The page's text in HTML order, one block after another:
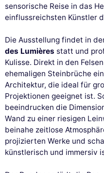
sensorische Reise in das
einflussreichsten Künstler
Die Ausstellung findet in
des Lumières statt und
Kulisse. Direkt in den
ehemaligen Steinbrüche
Architektur, die ideal für
Projektionen geeignet ist.
beeindrucken die
Wand zu einer riesigen
beinahe zeitlose
projizierten Werke und
künstlerisch und immersiv